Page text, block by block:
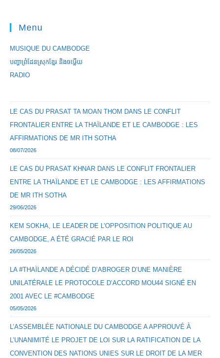
Menu
MUSIQUE DU CAMBODGE
បញ្ហាព្រំដែនស្រុកខ្មែរ និងចឞ្លើយ
RADIO
LE CAS DU PRASAT TA MOAN THOM DANS LE CONFLIT
FRONTALIER ENTRE LA THAÏLANDE ET LE CAMBODGE : LES
AFFIRMATIONS DE MR ITH SOTHA
08/07/2026
LE CAS DU PRASAT KHNAR DANS LE CONFLIT FRONTALIER
ENTRE LA THAÏLANDE ET LE CAMBODGE : LES AFFIRMATIONS
DE MR ITH SOTHA
29/06/2026
KEM SOKHA, LE LEADER DE L’OPPOSITION POLITIQUE AU
CAMBODGE, A ÉTÉ GRACIÉ PAR LE ROI
26/05/2026
LA #THAÏLANDE A DÉCIDÉ D’ABROGER D’UNE MANIÈRE
UNILATÉRALE LE PROTOCOLE D’ACCORD MOU44 SIGNÉ EN
2001 AVEC LE #CAMBODGE
05/05/2026
L’ASSEMBLÉE NATIONALE DU CAMBODGE A APPROUVÉ À
L’UNANIMITÉ LE PROJET DE LOI SUR LA RATIFICATION DE LA
CONVENTION DES NATIONS UNIES SUR LE DROIT DE LA MER